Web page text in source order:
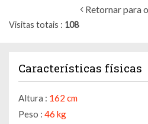
Retornar para
Visitas totais 108
Características físicas
Altura : 162 cm
Peso : 46 kg